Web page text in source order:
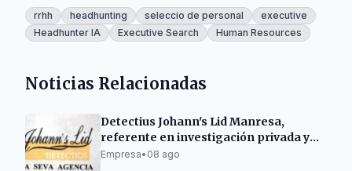
rrhh headhunting seleccio de personal
executive
Headhunter IA
Executive Search Human Resources
Noticias Relacionadas
Detectius Johann's Lid Manresa,
referente en investigación privada y
criminología
Empresa• 08 ago